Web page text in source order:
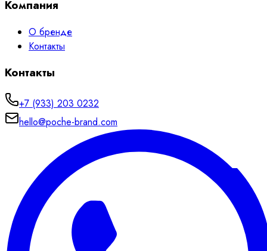
Компания
О бренде
Контакты
Контакты
+7 (933) 203 0232
hello@poche-brand.com